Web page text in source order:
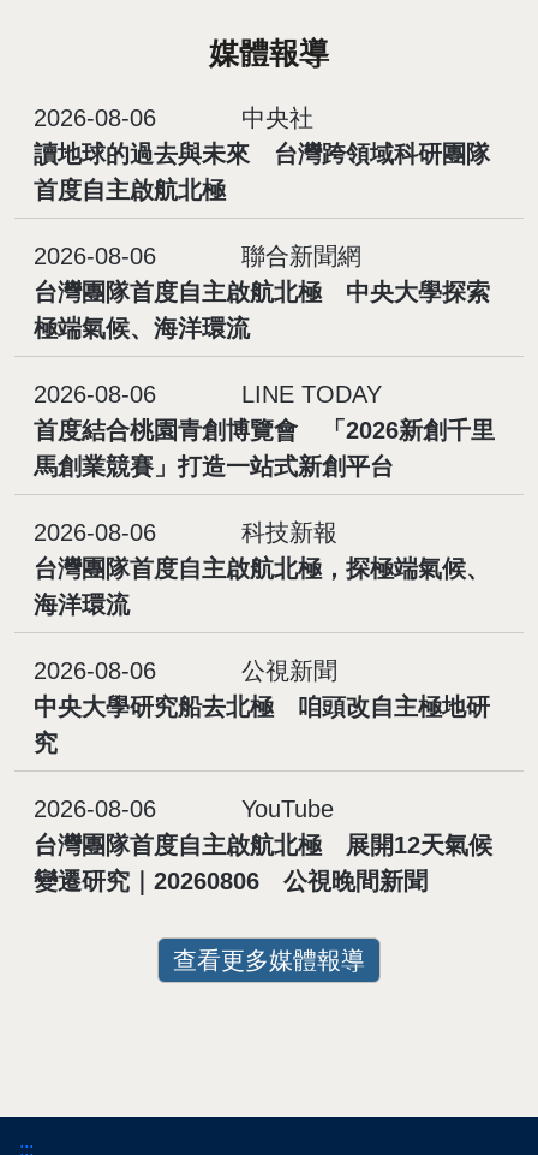
媒體報導
2026-08-06
中央社
讀地球的過去與未來 台灣跨領域科研團隊
首度自主啟航北極
2026-08-06
聯合新聞網
台灣團隊首度自主啟航北極 中央大學探索
極端氣候、海洋環流
2026-08-06
LINE TODAY
首度結合桃園青創博覽會 「2026新創千里
馬創業競賽」打造一站式新創平台
2026-08-06
科技新報
台灣團隊首度自主啟航北極，探極端氣候、
海洋環流
2026-08-06
公視新聞
中央大學研究船去北極 咱頭改自主極地研
究
2026-08-06
YouTube
台灣團隊首度自主啟航北極 展開12天氣候
變遷研究｜20260806 公視晚間新聞
查看更多媒體報導
:::